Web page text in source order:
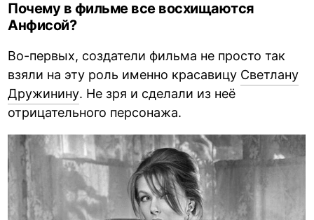
Почему в фильме все восхищаются
Анфисой?
Во-первых, создатели фильма не просто так
взяли на эту роль именно красавицу Светлану
Дружинину. Не зря и сделали из неё
отрицательного персонажа.